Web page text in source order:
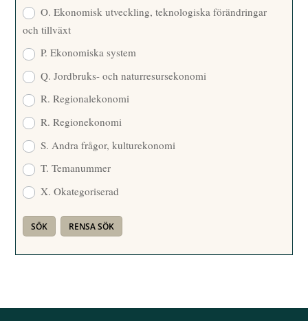
O. Ekonomisk utveckling, teknologiska förändringar
och tillväxt
P. Ekonomiska system
Q. Jordbruks- och naturresursekonomi
R. Regionalekonomi
R. Regionekonomi
S. Andra frågor, kulturekonomi
T. Temanummer
X. Okategoriserad